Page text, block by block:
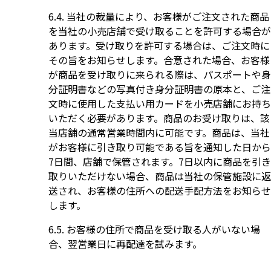
当社の裁量により、お客様がご注文された商品
を当社の小売店舗で受け取ることを許可する場合が
あります。受け取りを許可する場合は、ご注文時に
その旨をお知らせします。合意された場合、お客様
が商品を受け取りに来られる際は、パスポートや身
分証明書などの写真付き身分証明書の原本と、ご注
文時に使用した支払い用カードを小売店舗にお持ち
いただく必要があります。商品のお受け取りは、該
当店舗の通常営業時間内に可能です。商品は、当社
がお客様に引き取り可能である旨を通知した日から
7日間、店舗で保管されます。7日以内に商品を引き
取りいただけない場合、商品は当社の保管施設に返
送され、お客様の住所への配送手配方法をお知らせ
します。
お客様の住所で商品を受け取る人がいない場
合、翌営業日に再配達を試みます。